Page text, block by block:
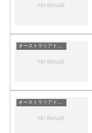
オーストラリアドルの両替目安
オーストラリアドルの両替目安